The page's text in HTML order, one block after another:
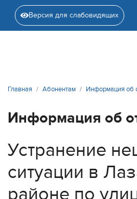
Версия для слабовидящих
Главная Абонентам Информация об
Информация об
Устранение
ситуации в
районе по